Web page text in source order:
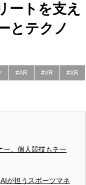
ートを支え
とテクノ
#AR #VR #XR
ー。個人競技もチー
が担うスポーツマネ